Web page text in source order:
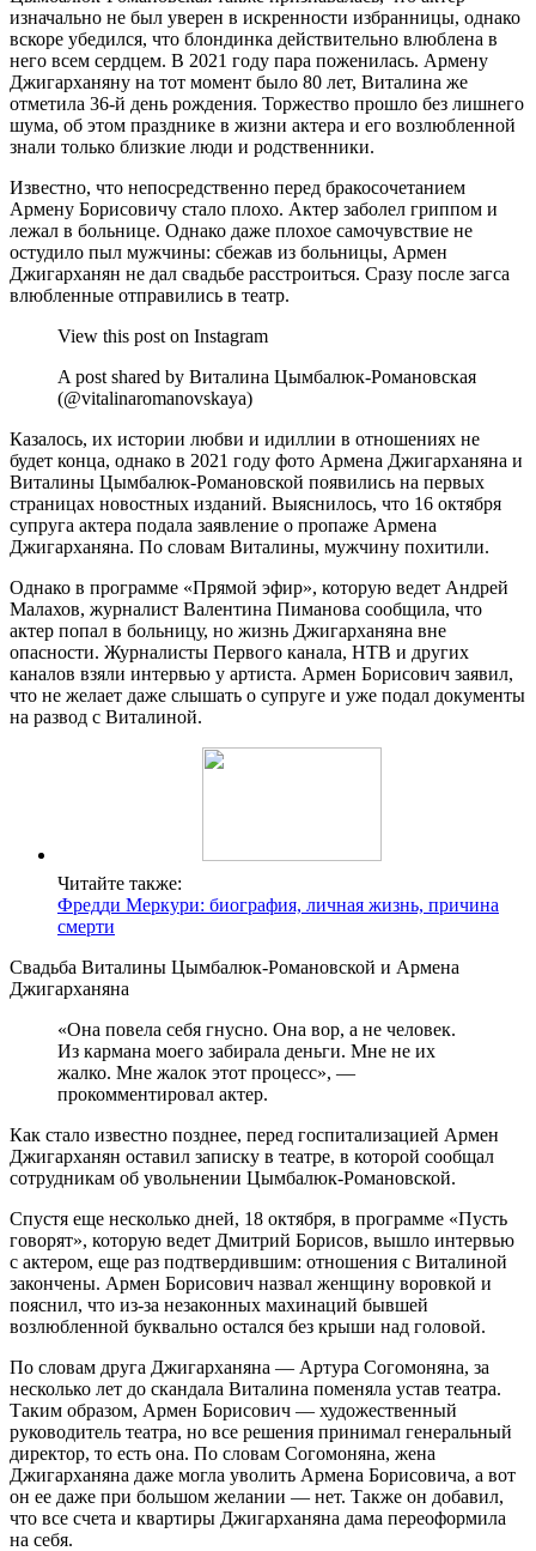
изначально не был уверен в искренности избранницы, однако
вскоре убедился, что блондинка действительно влюблена в
него всем сердцем. В 2021 году пара поженилась. Армену
Джигарханяну на тот момент было 80 лет, Виталина же
отметила 36-й день рождения. Торжество прошло без лишнего
шума, об этом празднике в жизни актера и его возлюбленной
знали только близкие люди и родственники.
Известно, что непосредственно перед бракосочетанием
Армену Борисовичу стало плохо. Актер заболел гриппом и
лежал в больнице. Однако даже плохое самочувствие не
остудило пыл мужчины: сбежав из больницы, Армен
Джигарханян не дал свадьбе расстроиться. Сразу после загса
влюбленные отправились в театр.
View this post on Instagram
A post shared by Виталина Цымбалюк-Романовская
(@vitalinaromanovskaya)
Казалось, их истории любви и идиллии в отношениях не
будет конца, однако в 2021 году фото Армена Джигарханяна и
Виталины Цымбалюк-Романовской появились на первых
страницах новостных изданий. Выяснилось, что 16 октября
супруга актера подала заявление о пропаже Армена
Джигарханяна. По словам Виталины, мужчину похитили.
Однако в программе «Прямой эфир», которую ведет Андрей
Малахов, журналист Валентина Пиманова сообщила, что
актер попал в больницу, но жизнь Джигарханяна вне
опасности. Журналисты Первого канала, НТВ и других
каналов взяли интервью у артиста. Армен Борисович заявил,
что не желает даже слышать о супруге и уже подал документы
на развод с Виталиной.
Читайте также:
Фредди Меркури: биография, личная жизнь, причина
смерти
Свадьба Виталины Цымбалюк-Романовской и Армена
Джигарханяна
«Она повела себя гнусно. Она вор, а не человек.
Из кармана моего забирала деньги. Мне не их
жалко. Мне жалок этот процесс», —
прокомментировал актер.
Как стало известно позднее, перед госпитализацией Армен
Джигарханян оставил записку в театре, в которой сообщал
сотрудникам об увольнении Цымбалюк-Романовской.
Спустя еще несколько дней, 18 октября, в программе «Пусть
говорят», которую ведет Дмитрий Борисов, вышло интервью
с актером, еще раз подтвердившим: отношения с Виталиной
закончены. Армен Борисович назвал женщину воровкой и
пояснил, что из-за незаконных махинаций бывшей
возлюбленной буквально остался без крыши над головой.
По словам друга Джигарханяна — Артура Согомоняна, за
несколько лет до скандала Виталина поменяла устав театра.
Таким образом, Армен Борисович — художественный
руководитель театра, но все решения принимал генеральный
директор, то есть она. По словам Согомоняна, жена
Джигарханяна даже могла уволить Армена Борисовича, а вот
он ее даже при большом желании — нет. Также он добавил,
что все счета и квартиры Джигарханяна дама переоформила
на себя.